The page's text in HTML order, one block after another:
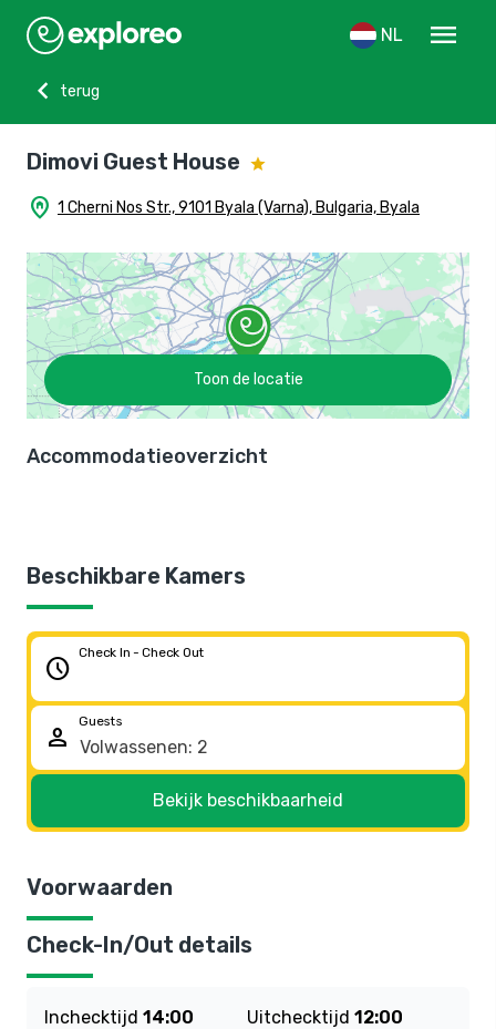
NL
menu
chevron_left
terug
Dimovi Guest House
home_pin 1 Cherni Nos Str., 9101 Byala (Varna), Bulgaria, Byala
Toon de locatie
Accommodatieoverzicht
Beschikbare Kamers
schedule
Check In - Check Out
person
Guests
Bekijk beschikbaarheid
Voorwaarden
Check-In/Out details
Inchecktijd 14:00 Uitchecktijd 12:00